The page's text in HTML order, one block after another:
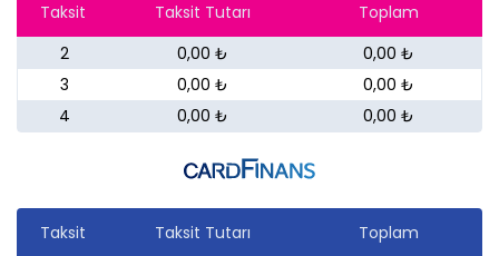
Taksit Taksit Tutarı
Toplam
2
0,00 ₺
0,00 ₺
3
0,00 ₺
0,00 ₺
4
0,00 ₺ 0,00 ₺
Taksit Taksit Tutarı
Toplam